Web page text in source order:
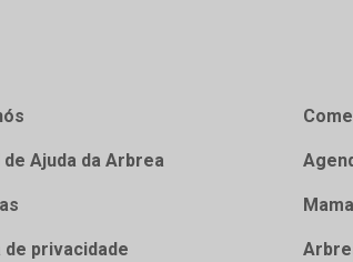
Ajuda da Arbrea
de privacidade